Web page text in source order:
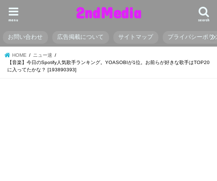
2ndMedia search
menu
お問い合わせ 広告掲載について サイトマップ プライバシーポリ
HOME
ニュー速
【音楽】今日のSpotify人気歌手ランキング。YOASOBIが1位。お前らが好きな歌手はTOP20
に入ってたかな？ [193890393]